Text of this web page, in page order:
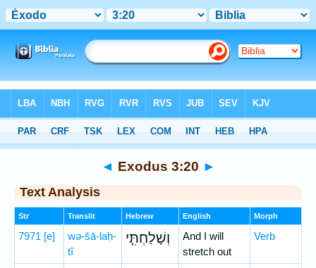
Hebrew> Exodus 3:20
◄ Exodus 3:20 ►
Text Analysis
Str Translit Hebrew English Morph
7971 [e]
wə-šā-laḥ-
tî
וְשָׁלַחְתִּ֤י
And I will
stretch out
Verb